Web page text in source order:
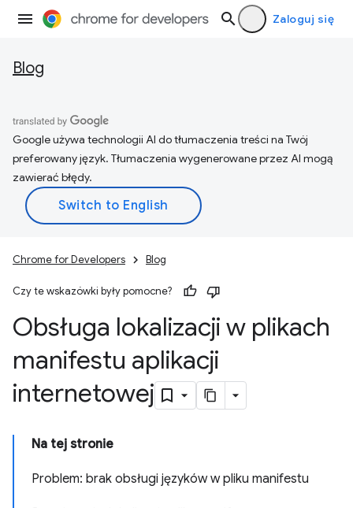
Zaloguj się
Blog
Google używa technologii AI do tłumaczenia treści na Twój
preferowany język. Tłumaczenia wygenerowane przez AI mogą
zawierać błędy.
Chrome for Developers Blog
Czy te wskazówki były pomocne?
Obsługa lokalizacji w plikach
manifestu aplikacji
internetowej
Na tej stronie
Problem: brak obsługi języków w pliku manifestu